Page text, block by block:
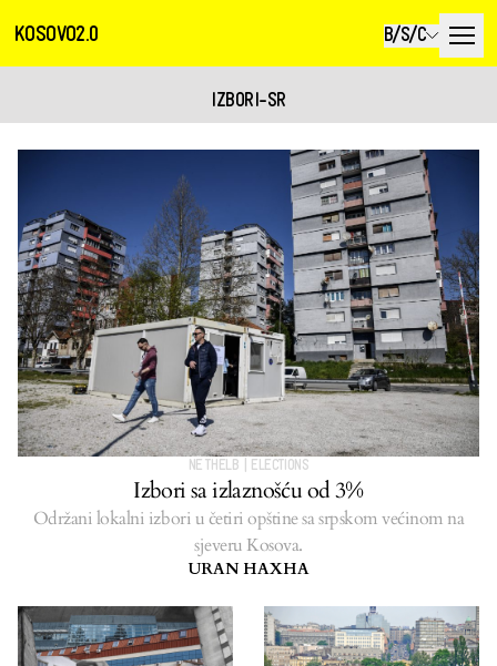
KOSOVO2.0 B/S/C
IZBORI-SR
NË THELB ELECTIONS
Izbori sa izlaznošću od 3%
Održani lokalni izbori u četiri opštine sa srpskom većinom na
sjeveru Kosova.
URAN HAXHA